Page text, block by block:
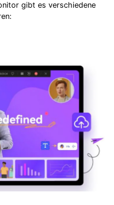
gibt es verschiedene